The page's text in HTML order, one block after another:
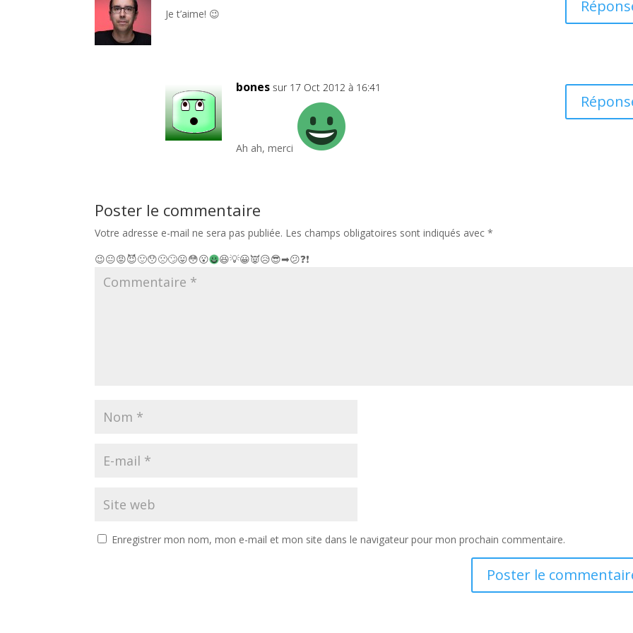
Je t’aime! 😉
bones sur 17 Oct 2012 à 16:41
Ah ah, merci
Poster le commentaire
Votre adresse e-mail ne sera pas publiée. Les champs obligatoires sont indiqués avec*
😉😐😡😈🙂😯🙁🙄😛😳😮 😆💡😀👿😥😎➡😕❓❗
Enregistrer mon nom, mon e-mail et mon site dans le navigateur pour mon prochain commentaire.